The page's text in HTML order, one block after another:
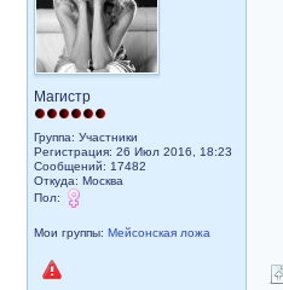
Магистр
Группа: Участники
Регистрация: 26 Июл 2016, 18:23
Сообщений: 17482
Откуда: Москва
Пол:
Мои группы: Мейсонская ложа